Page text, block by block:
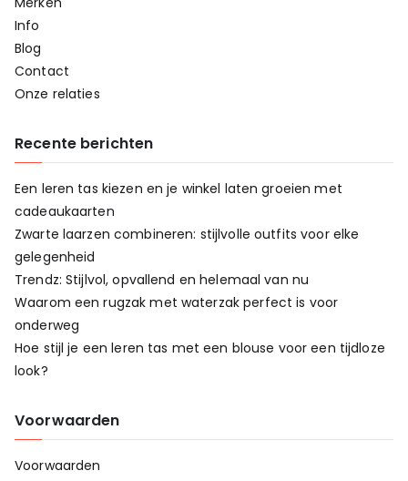
Info
Blog
Contact
Onze relaties
Recente berichten
Een leren tas kiezen en je winkel laten groeien met
cadeaukaarten
Zwarte laarzen combineren: stijlvolle outfits voor elke
gelegenheid
Trendz: Stijlvol, opvallend en helemaal van nu
Waarom een rugzak met waterzak perfect is voor
onderweg
Hoe stijl je een leren tas met een blouse voor een tijdloze
look?
Voorwaarden
Voorwaarden